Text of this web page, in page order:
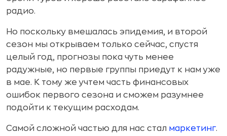
радио.
Но поскольку вмешалась эпидемия, и второй
сезон мы открываем только сейчас, спустя
целый год, прогнозы пока чуть менее
радужные, но первые группы приедут к нам уже
в мае. К тому же учтем часть финансовых
ошибок первого сезона и сможем разумнее
подойти к текущим расходам.
Самой сложной частью для нас стал маркетинг.